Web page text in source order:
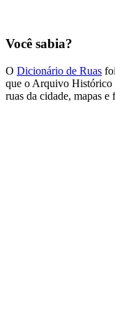
Você sabia?
O Dicionário de Ruas
que o Arquivo Histórico
ruas da cidade, mapas e